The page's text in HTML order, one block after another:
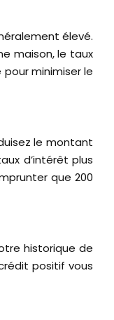
élevé.
maison, le taux
minimiser le
le montant
d’intérêt plus
que 200
historique de
positif vous